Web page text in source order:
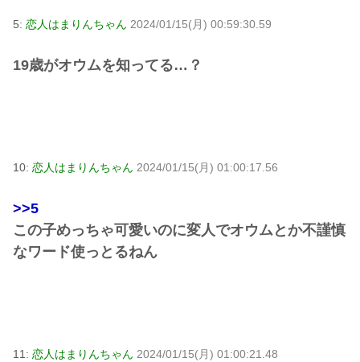
5: 恋人はまりんちゃん 2024/01/15(月) 00:59:30.59
19歳がオウムを知ってる…？
10: 恋人はまりんちゃん 2024/01/15(月) 01:00:17.56
>>5
この子めっちゃ可愛いのに変人でオウムとか不謹慎
なワード使っとるねん
11: 恋人はまりんちゃん 2024/01/15(月) 01:00:21.48